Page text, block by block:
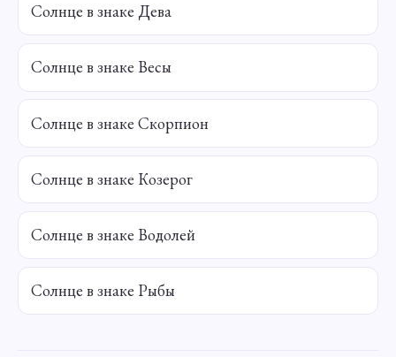
Солнце в знаке Дева
Солнце в знаке Весы
Солнце в знаке Скорпион
Солнце в знаке Козерог
Солнце в знаке Водолей
Солнце в знаке Рыбы